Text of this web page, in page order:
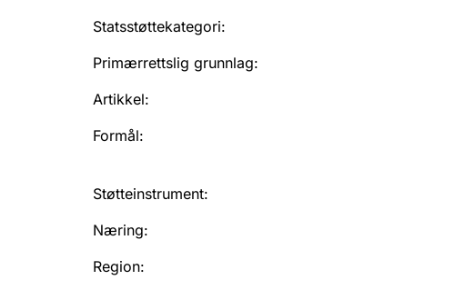
Statsstøttekategori:
Primærrettslig grunnlag:
Artikkel:
Formål:
Støtteinstrument:
Næring:
Region: